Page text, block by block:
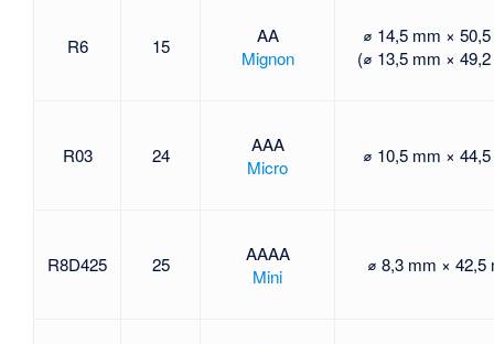
R6 15
AA
Mignon
⌀ 14,5 mm ×
(⌀ 13,5 mm ×
R03 24
AAA
Micro
⌀ 10,5 mm ×
R8D425 25
AAAA
Mini
⌀ 8,3 mm × 42,5